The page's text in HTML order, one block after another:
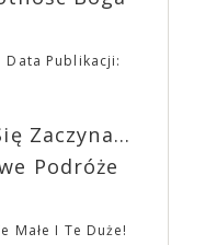
Hereditary” i
najbardziej
pełni podzielić
świata, a przede
serwujących
halą
Wam
na nadchodzącą
Data Publikacji:
Zaczyna...
Podróże
Małe I Te Duże!